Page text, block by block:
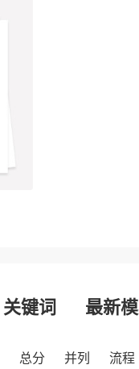
关键词 最新
总分 并列
流程